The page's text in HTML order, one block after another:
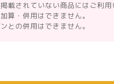
載されていない商品にはご利用
算・併用はできません。
との併用はできません。